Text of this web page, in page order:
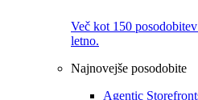
Več kot 150
letno.
Najnovejše posodobite
Agentic